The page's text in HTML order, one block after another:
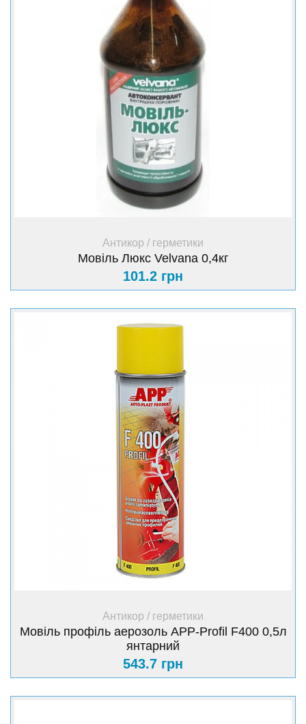
+ Купити
Антикор / герметики
Мовіль Люкс Velvana 0,4кг
101.2 грн
+ Купити
Антикор / герметики
Мовіль профіль аерозоль APP-Profil F400 0,5л
янтарний
543.7 грн